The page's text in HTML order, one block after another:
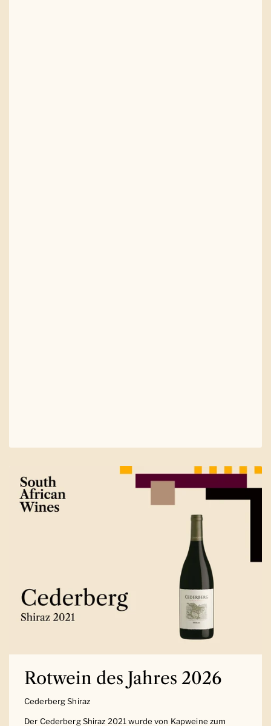
Rotwein des Jahres 2026
Cederberg Shiraz
Der Cederberg Shiraz 2021 wurde von Kapweine zum